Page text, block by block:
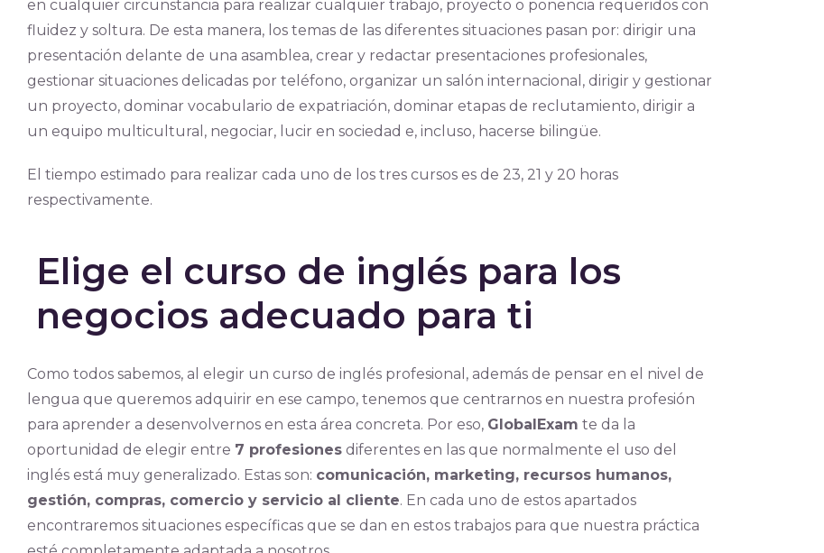
en cualquier circunstancia para realizar cualquier trabajo, proyecto o ponencia requeridos con
fluidez y soltura. De esta manera, los temas de las diferentes situaciones pasan por: dirigir una
presentación delante de una asamblea, crear y redactar presentaciones profesionales,
gestionar situaciones delicadas por teléfono, organizar un salón internacional, dirigir y gestionar
un proyecto, dominar vocabulario de expatriación, dominar etapas de reclutamiento, dirigir a
un equipo multicultural, negociar, lucir en sociedad e, incluso, hacerse bilingüe.
El tiempo estimado para realizar cada uno de los tres cursos es de 23, 21 y 20 horas
respectivamente.
Elige el curso de inglés para los
negocios adecuado para ti
Como todos sabemos, al elegir un curso de inglés profesional, además de pensar en el nivel de
lengua que queremos adquirir en ese campo, tenemos que centrarnos en nuestra profesión
para aprender a desenvolvernos en esta área concreta. Por eso, GlobalExam te da la
oportunidad de elegir entre 7 profesiones diferentes en las que normalmente el uso del
inglés está muy generalizado. Estas son: comunicación, marketing, recursos humanos,
gestión, compras, comercio y servicio al cliente. En cada uno de estos apartados
encontraremos situaciones específicas que se dan en estos trabajos para que nuestra práctica